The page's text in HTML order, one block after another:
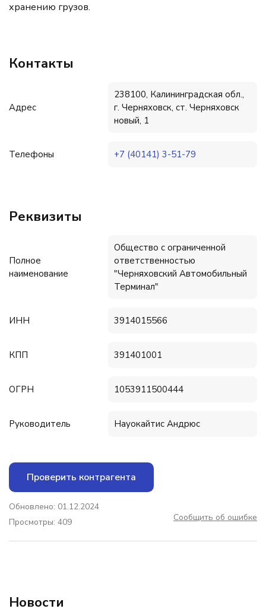
хранению грузов.
Контакты
Адрес
238100, Калининградская обл.,
г. Черняховск, ст. Черняховск
новый, 1
Телефоны +7 (40141) 3-51-79
Реквизиты
Полное
наименование
Общество с ограниченной
ответственностью
"Черняховский Автомобильный
Терминал"
ИНН 3914015566
КПП 391401001
ОГРН 1053911500444
Руководитель Науокайтис Андрюс
Проверить контрагента
Обновлено: 01.12.2024
Просмотры: 409
Сообщить об ошибке
Новости